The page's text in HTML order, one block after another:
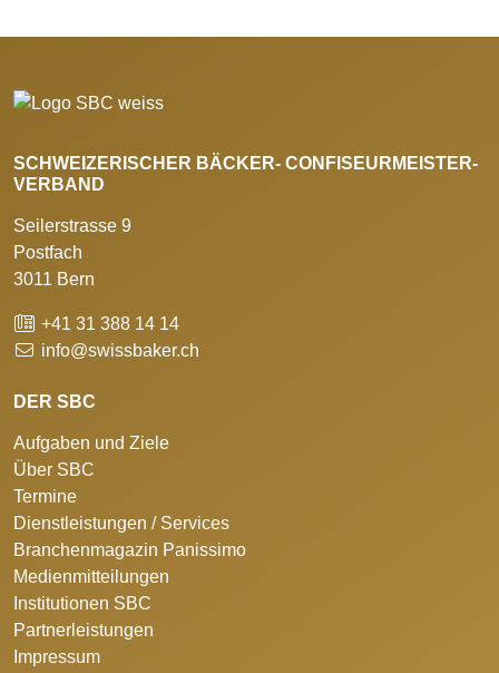
SCHWEIZERISCHER BÄCKER- CONFISEURMEISTER-
VERBAND
Seilerstrasse 9
Postfach
3011 Bern
+41 31 388 14 14
info@swissbaker.ch
DER SBC
Aufgaben und Ziele
Über SBC
Termine
Dienstleistungen / Services
Branchenmagazin Panissimo
Medienmitteilungen
Institutionen SBC
Partnerleistungen
Impressum